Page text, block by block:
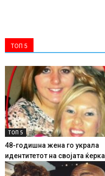
ТОП 5
ТОП 5
48-годишна жена го украла
идентитетот на својата ќерка